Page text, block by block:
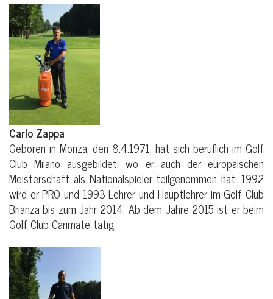
Carlo Zappa
Geboren in Monza, den 8.4.1971, hat sich beruflich im Golf
Club Milano ausgebildet, wo er auch der europäischen
Meisterschaft als Nationalspieler teilgenommen hat. 1992
wird er PRO und 1993 Lehrer und Hauptlehrer im Golf Club
Brianza bis zum Jahr 2014. Ab dem Jahre 2015 ist er beim
Golf Club Carimate tätig.